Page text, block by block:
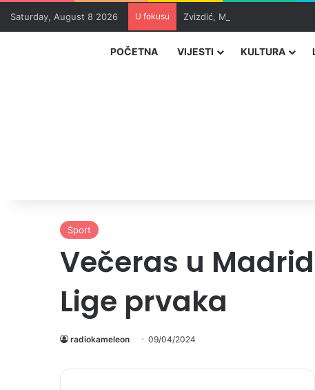
Saturday, August 8 2026 U fokusu Zvizdić, Magazinović i Kojović
POČETNA VIJESTI KULTURA
Sport
Večeras u
Lige prvaka
radiokameleon 09/04/2024